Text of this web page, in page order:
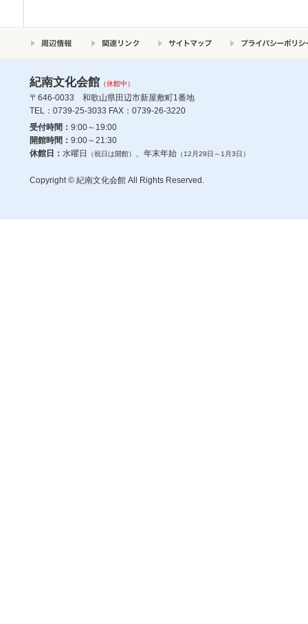
紀南文化会館 （休館中）
〒646-0033 和歌山県田辺市新屋敷町1番地
TEL：0739-25-3033 FAX：0739-26-3220
受付時間： 9:00～19:00
開館時間： 9:00～21:30
休館日： 水曜日 （祝日は開館） 、年末年始（12月29日～1月3日）
Copyright © 紀南文化会館 All Rights Reserved.